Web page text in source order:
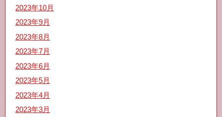
2023年10月
2023年9月
2023年8月
2023年7月
2023年6月
2023年5月
2023年4月
2023年3月